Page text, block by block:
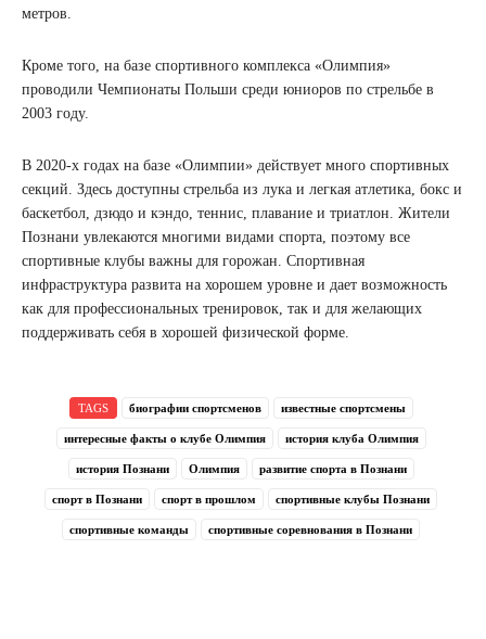
метров.
Кроме того, на базе спортивного комплекса «Олимпия»
проводили Чемпионаты Польши среди юниоров по стрельбе в
2003 году.
В 2020-х годах на базе «Олимпии» действует много спортивных
секций. Здесь доступны стрельба из лука и легкая атлетика, бокс и
баскетбол, дзюдо и кэндо, теннис, плавание и триатлон. Жители
Познани увлекаются многими видами спорта, поэтому все
спортивные клубы важны для горожан. Спортивная
инфраструктура развита на хорошем уровне и дает возможность
как для профессиональных тренировок, так и для желающих
поддерживать себя в хорошей физической форме.
TAGS биографии спортсменов известные спортсмены
интересные факты о клубе Олимпия история клуба Олимпия
история Познани Олимпия развитие спорта в Познани
спорт в Познани спорт в прошлом спортивные клубы Познани
спортивные команды спортивные соревнования в Познани